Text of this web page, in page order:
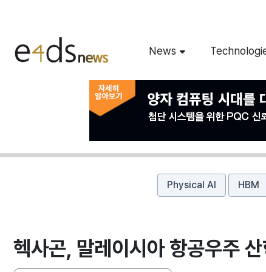
News
Physical AI HBM
헥사곤, 말레이시아 항공우주